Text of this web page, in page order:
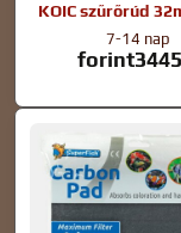
KOIC szűrőrúd
7-14 nap